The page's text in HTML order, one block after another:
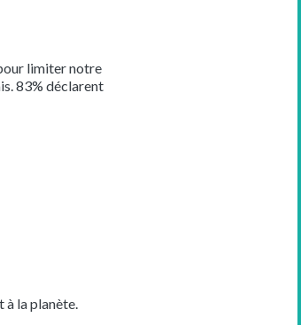
limiter notre
83% déclarent
la planète.